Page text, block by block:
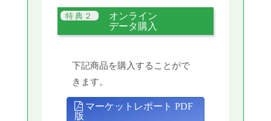
オンライン
データ購入
下記商品を購入することがで
きます。
マーケットレポート PDF
版